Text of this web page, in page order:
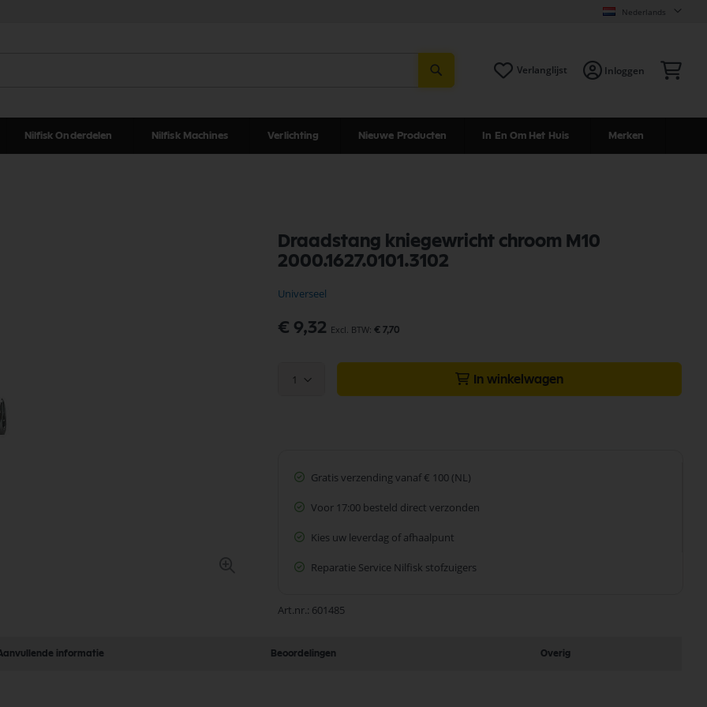
Nederlands
Verlanglijst Inloggen
Nilfisk Onderdelen Nilfisk Machines Verlichting Nieuwe Producten In En Om Het Huis Merken
Draadstang kniegewricht chroom M10
2000.1627.0101.3102
Universeel
€ 9,32 € 7,70
1 In winkelwagen
Gratis verzending vanaf € 100 (NL)
Voor 17:00 besteld direct verzonden
Kies uw leverdag of afhaalpunt
Reparatie Service Nilfisk stofzuigers
Art.nr. 601485
informatie Beoordelingen Overig